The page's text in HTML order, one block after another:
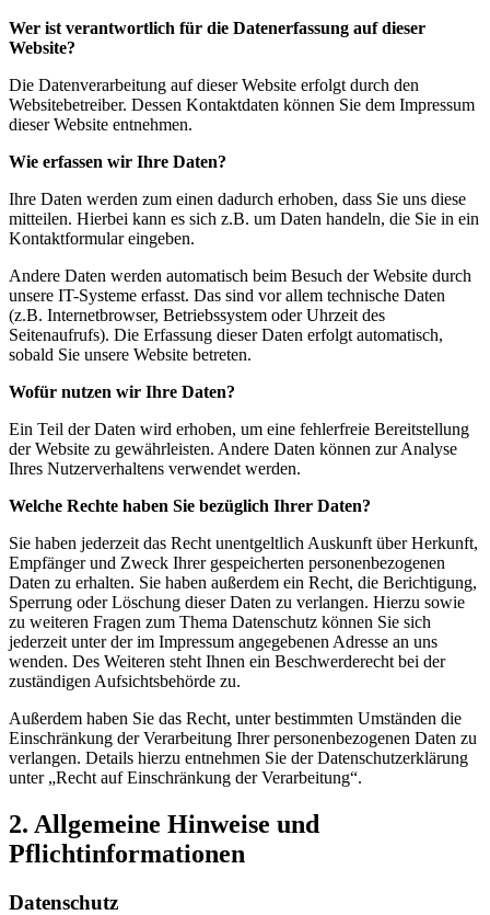
Wer ist verantwortlich für die Datenerfassung auf dieser
Website?
Die Datenverarbeitung auf dieser Website erfolgt durch den
Websitebetreiber. Dessen Kontaktdaten können Sie dem Impressum
dieser Website entnehmen.
Wie erfassen wir Ihre Daten?
Ihre Daten werden zum einen dadurch erhoben, dass Sie uns diese
mitteilen. Hierbei kann es sich z.B. um Daten handeln, die Sie in ein
Kontaktformular eingeben.
Andere Daten werden automatisch beim Besuch der Website durch
unsere IT-Systeme erfasst. Das sind vor allem technische Daten
(z.B. Internetbrowser, Betriebssystem oder Uhrzeit des
Seitenaufrufs). Die Erfassung dieser Daten erfolgt automatisch,
sobald Sie unsere Website betreten.
Wofür nutzen wir Ihre Daten?
Ein Teil der Daten wird erhoben, um eine fehlerfreie Bereitstellung
der Website zu gewährleisten. Andere Daten können zur Analyse
Ihres Nutzerverhaltens verwendet werden.
Welche Rechte haben Sie bezüglich Ihrer Daten?
Sie haben jederzeit das Recht unentgeltlich Auskunft über Herkunft,
Empfänger und Zweck Ihrer gespeicherten personenbezogenen
Daten zu erhalten. Sie haben außerdem ein Recht, die Berichtigung,
Sperrung oder Löschung dieser Daten zu verlangen. Hierzu sowie
zu weiteren Fragen zum Thema Datenschutz können Sie sich
jederzeit unter der im Impressum angegebenen Adresse an uns
wenden. Des Weiteren steht Ihnen ein Beschwerderecht bei der
zuständigen Aufsichtsbehörde zu.
Außerdem haben Sie das Recht, unter bestimmten Umständen die
Einschränkung der Verarbeitung Ihrer personenbezogenen Daten zu
verlangen. Details hierzu entnehmen Sie der Datenschutzerklärung
unter „Recht auf Einschränkung der Verarbeitung“.
2. Allgemeine Hinweise und
Pflichtinformationen
Datenschutz